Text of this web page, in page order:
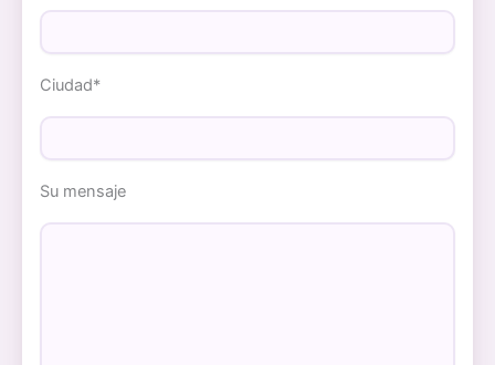
Ciudad*
Su mensaje